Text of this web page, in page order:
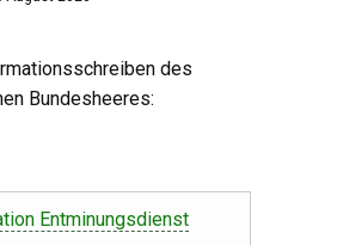
des
Bundesheeres:
Entminungsdienst